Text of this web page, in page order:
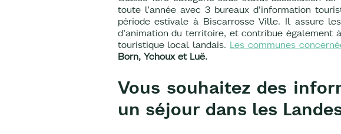
toute l’année avec 3 bureaux d'information
période estivale à Biscarrosse Ville. Il assure
d’animation du territoire, et contribue également
touristique local landais. Les communes
Born, Ychoux et Luë.
Vous souhaitez des
un séjour dans les